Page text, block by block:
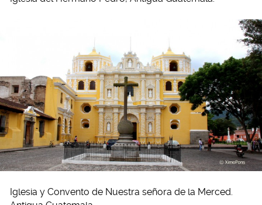
Iglesia y Convento de Nuestra señora de la Merced.